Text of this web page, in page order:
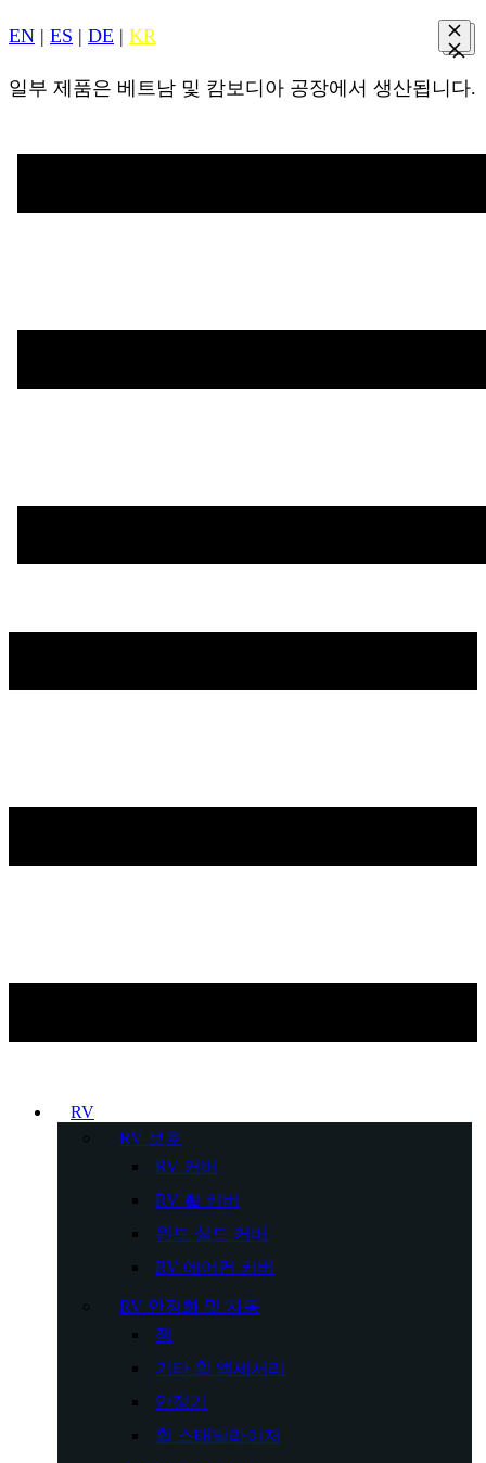
EN | ES | DE | KR
일부 제품은 베트남 및 캄보디아 공장에서 생산됩니다.
RV
RV 보호
RV 커버
RV 휠 커버
윈드 실드 커버
RV 에어컨 커버
RV 안정화 및 자동
잭
기타 휠 액세서리
안정기
휠 스태빌라이저